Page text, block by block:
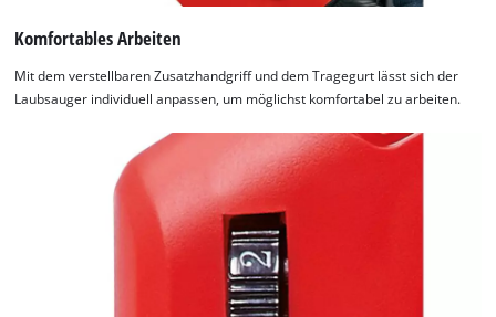
Komfortables Arbeiten
Mit dem verstellbaren Zusatzhandgriff und dem Tragegurt lässt sich der
Laubsauger individuell anpassen, um möglichst komfortabel zu arbeiten.